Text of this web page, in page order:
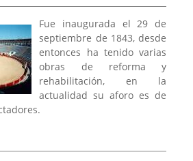
Fue inaugurada el 29 de
septiembre de 1843, desde
entonces ha tenido varias
obras de reforma y
rehabilitación, en la
actualidad su aforo es de